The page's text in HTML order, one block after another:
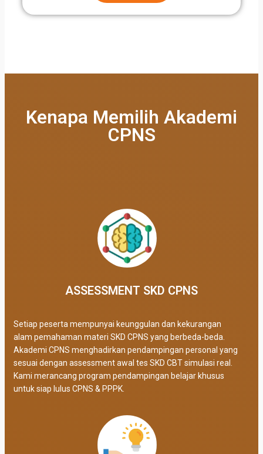
Kenapa Memilih Akademi
CPNS
ASSESSMENT SKD CPNS
Setiap peserta mempunyai keunggulan dan kekurangan
alam pemahaman materi SKD CPNS yang berbeda-beda.
Akademi CPNS menghadirkan pendampingan personal yang
sesuai dengan assessment awal tes SKD CBT simulasi real.
Kami merancang program pendampingan belajar khusus
untuk siap lulus CPNS & PPPK.